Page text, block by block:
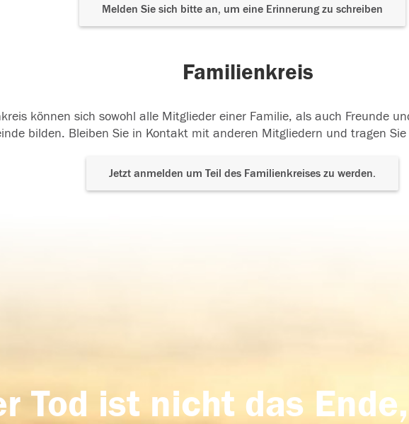
Melden Sie sich bitte an, um eine Erinnerung zu schreiben
Familienkreis
können sich sowohl alle Mitglieder einer Familie, als auch Freunde
bilden. Bleiben Sie in Kontakt mit anderen Mitgliedern und tragen
Jetzt anmelden um Teil des Familienkreises zu werden.
Tod ist nicht das